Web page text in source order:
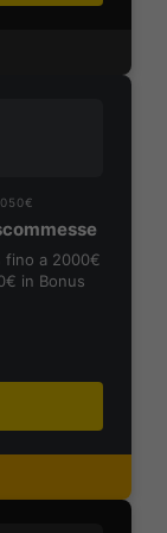
fino a 2000€
in Bonus